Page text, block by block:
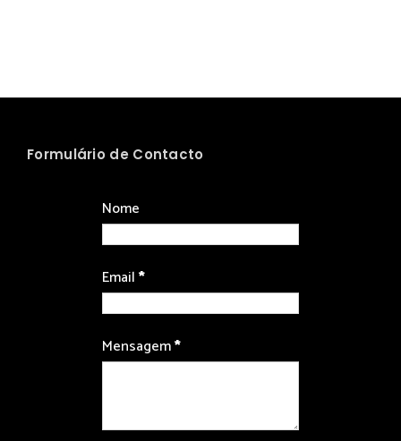
Formulário de Contacto
Nome
Email*
Mensagem*